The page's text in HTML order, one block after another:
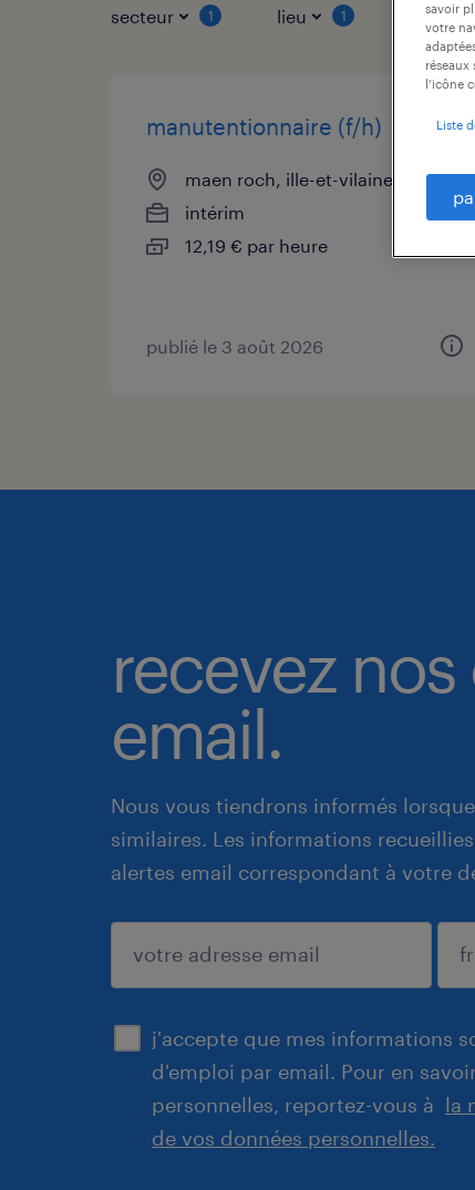
secteur 1 lieu 1 type
manutentionnaire (f/h)
maen roch, ille-et-vilaine
intérim
12,19 € par heure
publié le 3 août 2026
recevez
email.
Nous vous tiendrons informés
similaires. Les informations
alertes email correspondant à votre
j'accepte que mes informations
d'emploi par email. Pour en
personnelles, reportez-vous à la
de vos données personnelles.
enregistrer
savoir
votre
l’icône
Liste